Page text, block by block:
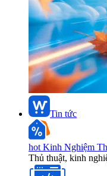
Tin tức
hot Kinh Nghiệm
Thủ thuật, kinh